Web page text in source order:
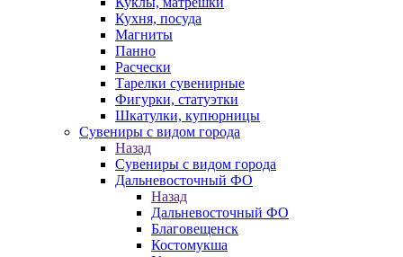
Кухня, посуда
Магниты
Панно
Расчески
Тарелки сувенирные
Фигурки, статуэтки
Шкатулки, купюрницы
Сувениры с видом города
Назад
Сувениры с видом города
Дальневосточный ФО
Назад
Дальневосточный ФО
Благовещенск
Костомукша